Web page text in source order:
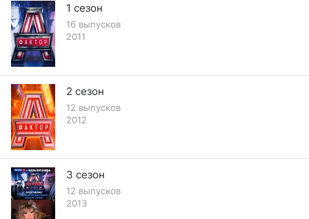
1 сезон
16 выпусков
2011
2 сезон
12 выпусков
2012
3 сезон
12 выпусков
2013